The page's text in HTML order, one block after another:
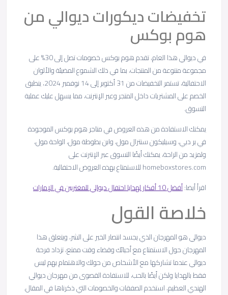
تخفيضات ديكورات ديوالي من
هوم بوكس
في ديوالي هذا العام، تقدم هوم بوكس ​​خصومات تصل إلى 30% على
مجموعة متنوعة من المنتجات، بما في ذلك الشموع المضيئة والألوان
الاحتفالية، تستمر التخفيضات من 31 أكتوبر إلى 14 نوفمبر 2024، ينطبق
الخصم على المشتريات داخل المتجر وعبر الإنترنت، مما يسهل عليك عملية
التسوق.
يمكنك الاستفادة من هذه العروض في متاجر هوم بوكس ​​الموجودة
في بر دبي، وسيليكون سنترال مول، وابن بطوطة مول، الواحة مول،
ولمزيد من الراحة، يمكنك أيضًا التسوق عبر الإنترنت على
homeboxstores.com للاستمتاع بهذه العروض الاحتفالية.
اقرأ أيضا:أفضل 10 أفكار لهدايا احتفال ديوالي للمغتربين في الإمارات
خلاصة القول
ديوالي هو المهرجان الذي يجسد انتصار الخير على الشر، ويتعلق هذا
المهرجان حول الاستمتاع مع أحبائك وقضاء وقت ممتع، تزداد فرحة
ديوالي عندما تشاركها مع الأشخاص من حولك والاهتمام بهم ليس
فقط بالهدايا ولكن أيضًا بالحب، للاستفادة القصوى من مهرجان ديوالي
الهندي العظيم، استخدم الصفقات والخصومات التي ذكرناها في المقال.